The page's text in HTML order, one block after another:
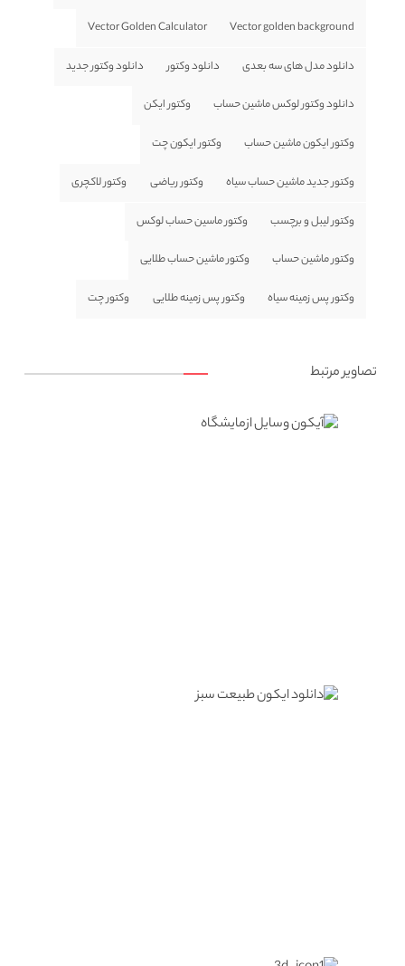
Vector golden background
Vector Golden Calculator
دانلود مدل های سه بعدی دانلود وکتور دانلود وکتور جدید
دانلود وکتور لوکس ماشین حساب وکتور ایکن
وکتور ایکون ماشین حساب وکتور ایکون چت
وکتور جدید ماشین حساب سیاه وکتور ریاضی وکتور لاکچری
وکتور لیبل و برچسب وکتور ماسین حساب لوکس
وکتور ماشین حساب وکتور ماشین حساب طلایی
وکتور پس زمینه سیاه وکتور پس زمینه طلایی وکتور چت
تصاویر مرتبط